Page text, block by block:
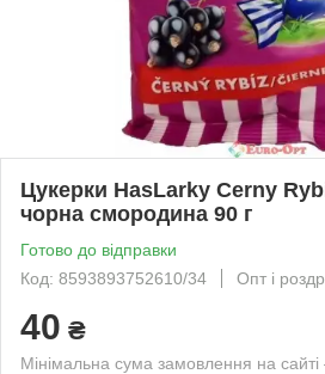
Цукерки HasLarky Cerny
чорна смородина 90 г
Готово до відправки
Код: 8593893752610/34
Опт і
40 ₴
Мінімальна сума замовлення на